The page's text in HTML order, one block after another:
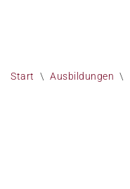
Start \ Ausbildungen \